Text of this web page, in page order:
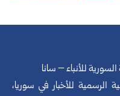
السورية للأنباء – سانا
الرسمية للأخبار في سوريا،